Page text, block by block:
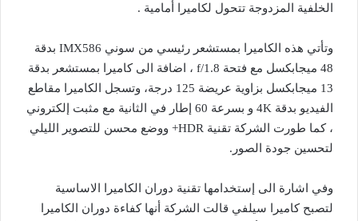
الخلفية المزدوجة تتحول لكاميرا أمامية .
وتأتي هذه الكاميرا بمستشعر رئيسي من سوني IMX586 بدقة
48 ميجابكسل مع فتحة f/1.8 ، اضافة الى كاميرا بمستشعر بدقة
13 ميجابكسل بزاوية عريضة 125 درجة، وتسجل الكاميرا مقاطع
الفيديو بدقة 4K و بسرعة 60 إطار في الثانية مع مثبت إلكتروني
، كما طورت الشركة تقنية HDR+ ووضع محسن للتصوير الليلي
لتحسين جودة الصور.
وفي اشارة الى إستخدامها تقنية دوران الكاميرا الاساسية
لتصبح كاميرا سيلفي قالت الشركة أنها كفاءة دوران الكاميرا